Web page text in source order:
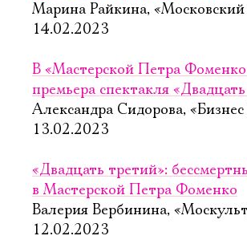
Марина Райкина,
14.02.2023
В «Мастерской Петра
премьера спектакля
Александра Сидорова, «Бизнес
13.02.2023
«Двадцать третий»:
в Мастерской Петра Фоменко
Валерия Вербинина,
12.02.2023